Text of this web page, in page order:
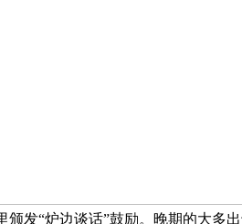
发“炉边谈话”鼓励。晚期的大多